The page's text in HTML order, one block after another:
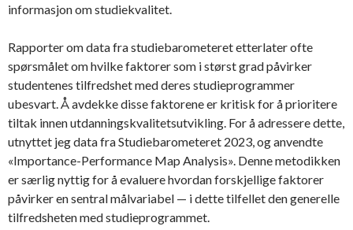
informasjon om studiekvalitet.
Rapporter om data fra studiebarometeret etterlater ofte
spørsmålet om hvilke faktorer som i størst grad påvirker
studentenes tilfredshet med deres studieprogrammer
ubesvart. Å avdekke disse faktorene er kritisk for å prioritere
tiltak innen utdanningskvalitetsutvikling. For å adressere dette,
utnyttet jeg data fra Studiebarometeret 2023, og anvendte
«Importance-Performance Map Analysis». Denne metodikken
er særlig nyttig for å evaluere hvordan forskjellige faktorer
påvirker en sentral målvariabel — i dette tilfellet den generelle
tilfredsheten med studieprogrammet.